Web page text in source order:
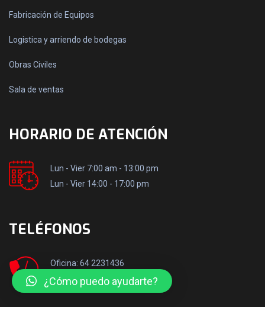
Fabricación de Equipos
Logistica y arriendo de bodegas
Obras Civiles
Sala de ventas
HORARIO DE ATENCIÓN
Lun - Vier 7:00 am - 13:00 pm
Lun - Vier 14:00 - 17:00 pm
TELÉFONOS
Oficina: 64 2231436
Móvil: +569 50106517
¿Cómo puedo ayudarte?